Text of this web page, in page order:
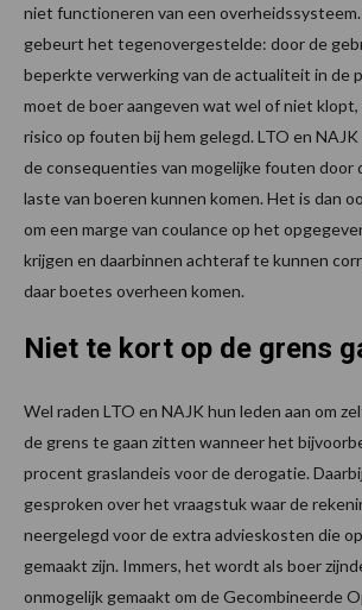
niet functioneren van een
gebeurt het tegenovergestelde: door de
beperkte verwerking van de actualiteit in de
moet de boer aangeven wat wel of niet klopt,
risico op fouten bij hem gelegd. LTO en NAJK
de consequenties van mogelijke fouten door
laste van boeren kunnen komen. Het is dan
om een marge van coulance op het
krijgen en daarbinnen achteraf te kunnen
daar boetes overheen komen.
Niet te kort op de grens
Wel raden LTO en NAJK hun leden aan om
de grens te gaan zitten wanneer het
procent graslandeis voor de derogatie.
gesproken over het vraagstuk waar de
neergelegd voor de extra advieskosten die
gemaakt zijn. Immers, het wordt als boer
onmogelijk gemaakt om de Gecombineerde